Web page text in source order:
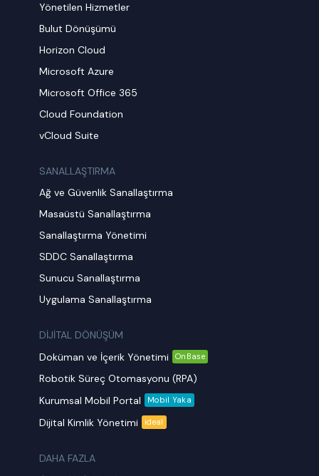
Yönetilen Hizmetler
Bulut Dönüşümü
Horizon Cloud
Microsoft Azure
Microsoft Office 365
Cloud Foundation
vCloud Suite
SANALLAŞTIRMA
Ağ ve Güvenlik Sanallaştırma
Masaüstü Sanallaştırma
Sanallaştırma Yönetimi
SDDC Sanallaştırma
Sunucu Sanallaştırma
Uygulama Sanallaştırma
DİJİTAL DÖNÜŞÜM
Doküman ve İçerik Yönetimi
OnBase
Robotik Süreç Otomasyonu (RPA)
Kurumsal Mobil Portal
Mobil Yaka
Dijital Kimlik Yönetimi ideal
DAHA FAZLA